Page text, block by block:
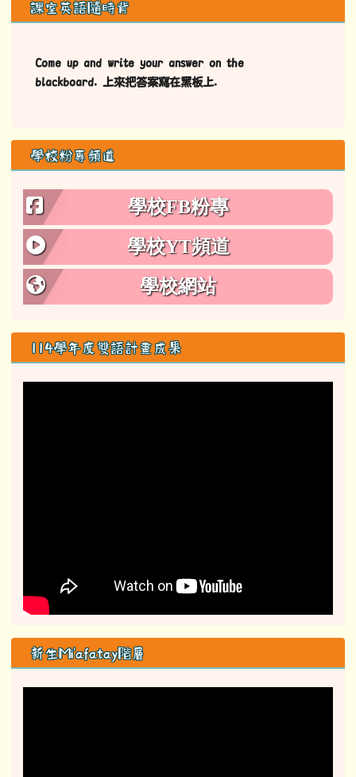
課室英語隨時背
Come up and write your answer on the
blackboard. 上來把答案寫在黑板上.
學校粉專頻道
學校FB粉專
學校YT頻道
學校網站
114學年度雙語計畫成果
新生Mi'afatay階層